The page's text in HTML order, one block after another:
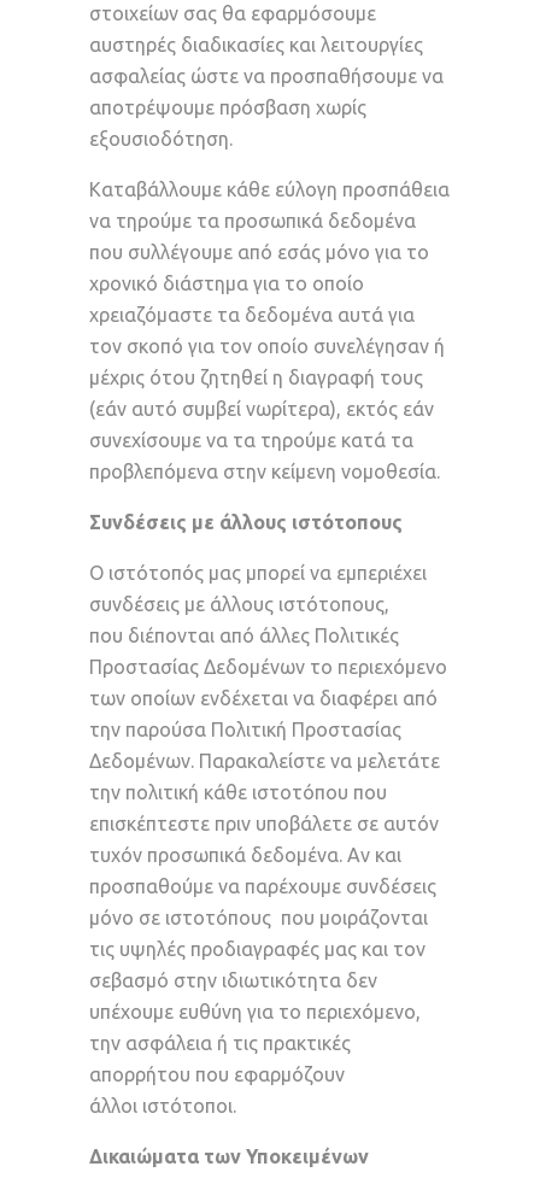
στοιχείων σας θα εφαρμόσουμε
αυστηρές διαδικασίες και λειτουργίες
ασφαλείας ώστε να προσπαθήσουμε να
αποτρέψουμε πρόσβαση χωρίς
εξουσιοδότηση.
Καταβάλλουμε κάθε εύλογη προσπάθεια
να τηρούμε τα προσωπικά δεδομένα
που συλλέγουμε από εσάς μόνο για το
χρονικό διάστημα για το οποίο
χρειαζόμαστε τα δεδομένα αυτά για
τον σκοπό για τον οποίο συνελέγησαν ή
μέχρις ότου ζητηθεί η διαγραφή τους
(εάν αυτό συμβεί νωρίτερα), εκτός εάν
συνεχίσουμε να τα τηρούμε κατά τα
προβλεπόμενα στην κείμενη νομοθεσία.
Συνδέσεις με άλλους ιστότοπους
Ο ιστότοπός μας μπορεί να εμπεριέχει
συνδέσεις με άλλους ιστότοπους,
που διέπονται από άλλες Πολιτικές
Προστασίας Δεδομένων το περιεχόμενο
των οποίων ενδέχεται να διαφέρει από
την παρούσα Πολιτική Προστασίας
Δεδομένων. Παρακαλείστε να μελετάτε
την πολιτική κάθε ιστοτόπου που
επισκέπτεστε πριν υποβάλετε σε αυτόν
τυχόν προσωπικά δεδομένα. Αν και
προσπαθούμε να παρέχουμε συνδέσεις
μόνο σε ιστοτόπους που μοιράζονται
τις υψηλές προδιαγραφές μας και τον
σεβασμό στην ιδιωτικότητα δεν
υπέχουμε ευθύνη για το περιεχόμενο,
την ασφάλεια ή τις πρακτικές
απορρήτου που εφαρμόζουν
άλλοι ιστότοποι.
Δικαιώματα των Υποκειμένων